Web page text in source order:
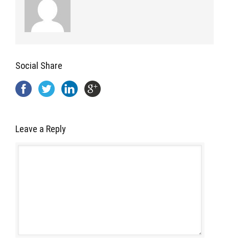
Social Share
Leave a Reply